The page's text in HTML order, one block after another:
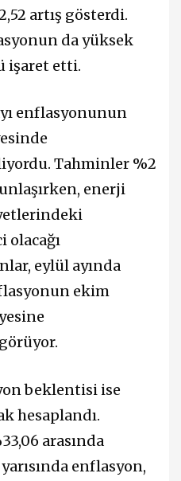
artış gösterdi.
da yüksek
işaret etti.
enflasyonunun
Tahminler %2
enerji
eylül ayında
ekim
beklentisi ise
hesaplandı.
arasında
enflasyon,